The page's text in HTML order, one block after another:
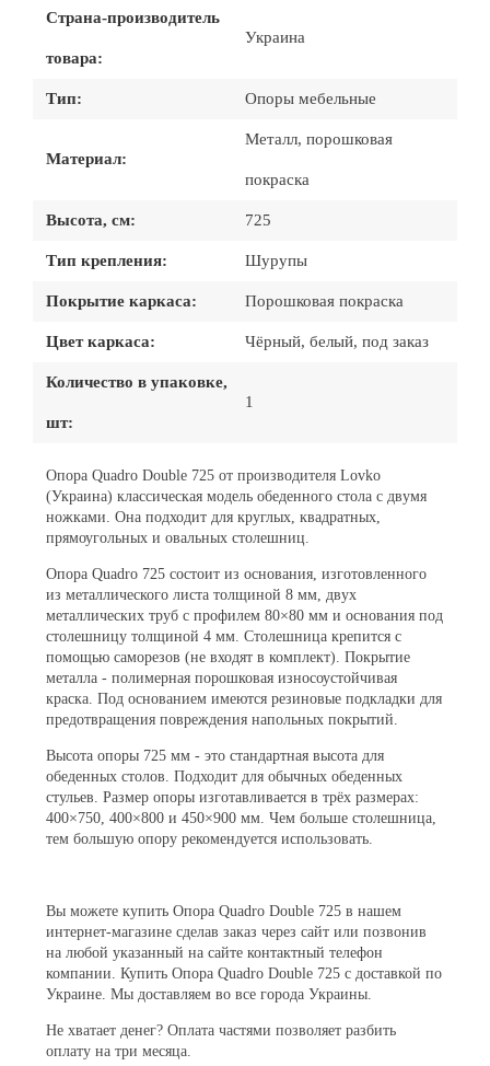
Страна-производитель
товара:
Украина
Тип: Опоры мебельные
Материал:
Металл, порошковая
покраска
Высота, см: 725
Тип крепления: Шурупы
Покрытие каркаса: Порошковая покраска
Цвет каркаса: Чёрный, белый, под заказ
Количество в упаковке,
шт:
1
Опора Quadro Double 725 от производителя Lovko
(Украина) классическая модель обеденного стола с двумя
ножками. Она подходит для круглых, квадратных,
прямоугольных и овальных столешниц.
Опора Quadro 725 состоит из основания, изготовленного
из металлического листа толщиной 8 мм, двух
металлических труб с профилем 80×80 мм и основания под
столешницу толщиной 4 мм. Столешница крепится с
помощью саморезов (не входят в комплект). Покрытие
металла - полимерная порошковая износоустойчивая
краска. Под основанием имеются резиновые подкладки для
предотвращения повреждения напольных покрытий.
Высота опоры 725 мм - это стандартная высота для
обеденных столов. Подходит для обычных обеденных
стульев. Размер опоры изготавливается в трёх размерах:
400×750, 400×800 и 450×900 мм. Чем больше столешница,
тем большую опору рекомендуется использовать.
Вы можете купить Опора Quadro Double 725 в нашем
интернет-магазине сделав заказ через сайт или позвонив
на любой указанный на сайте контактный телефон
компании. Купить Опора Quadro Double 725 с доставкой по
Украине. Мы доставляем во все города Украины.
Не хватает денег? Оплата частями позволяет разбить
оплату на три месяца.